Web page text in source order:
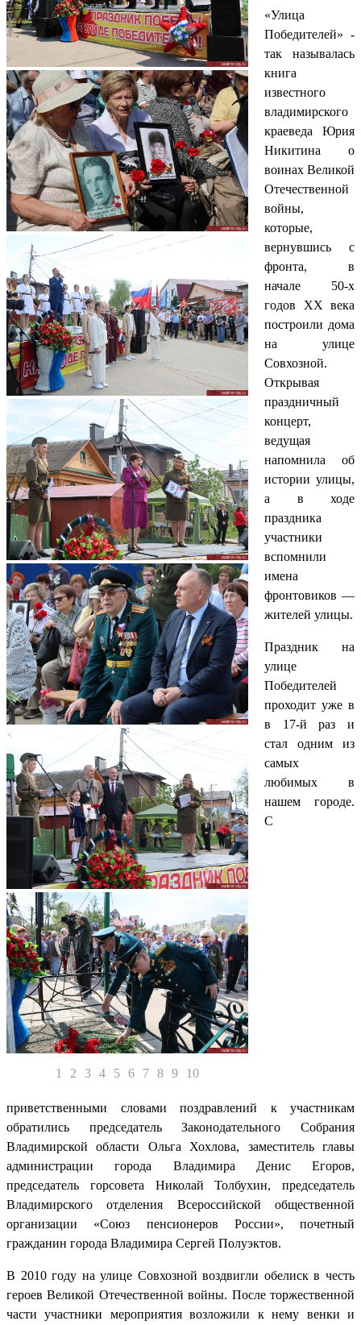
1 2 3 4 5 6 7 8 9 10
«Улица
Победителей» -
так называлась
книга
известного
владимирского
краеведа Юрия
Никитина о
воинах Великой
Отечественной
войны,
которые,
вернувшись с
фронта, в
начале 50-х
годов ХХ века
построили дома
на улице
Совхозной.
Открывая
праздничный
концерт,
ведущая
напомнила об
истории улицы,
а в ходе
праздника
участники
вспомнили
имена
фронтовиков —
жителей улицы.
Праздник на
улице
Победителей
проходит уже в
в 17-й раз и
стал одним из
самых
любимых в
нашем городе.
С
приветственными словами поздравлений к участникам
обратились председатель Законодательного Собрания
Владимирской области Ольга Хохлова, заместитель главы
администрации города Владимира Денис Егоров,
председатель горсовета Николай Толбухин, председатель
Владимирского отделения Всероссийской общественной
организации «Союз пенсионеров России», почетный
гражданин города Владимира Сергей Полуэктов.
В 2010 году на улице Совхозной воздвигли обелиск в честь
героев Великой Отечественной войны. После торжественной
части участники мероприятия возложили к нему венки и